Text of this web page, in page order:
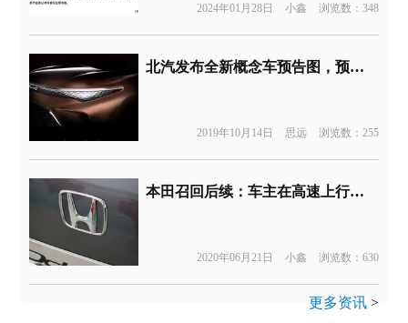
2024年01月28日 小鑫 浏览数：348
北汽发布全新概念车预告图，预示未来产品设计方向
2019年10月14日 思远 浏览数：255
本田召回后续：车主在高速上行驶时突发熄火
2020年06月21日 小鑫 浏览数：630
更多资讯>